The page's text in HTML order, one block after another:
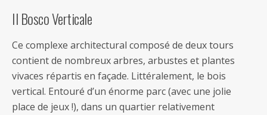
Il Bosco Verticale
Ce complexe architectural composé de deux tours
contient de nombreux arbres, arbustes et plantes
vivaces répartis en façade. Littéralement, le bois
vertical. Entouré d’un énorme parc (avec une jolie
place de jeux !), dans un quartier relativement